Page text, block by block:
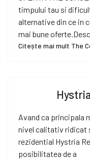
timpului tau si
alternative din ce in
mai bune
Citește mai mult The
Avand ca principala
nivel calitativ ridicat
rezidential Hystria
posibilitatea de a